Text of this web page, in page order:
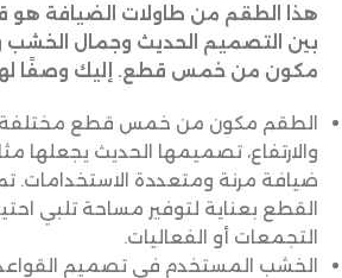
هذا الطقم من طاولات الضيافة هو
بين التصميم الحديث وجمال الخشب
مكون من خمس قطع. إليك وصفًا
الطقم مكون من خمس قطع مختلفة
والارتفاع، تصميمها الحديث يجعلها
ضيافة مرنة ومتعددة الاستخدامات.
القطع بعناية لتوفير مساحة تلبي
التجمعات أو الفعاليات.
الخشب المستخدم في تصميم